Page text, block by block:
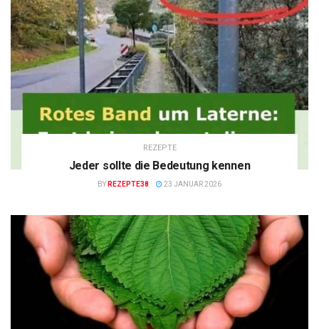
REZEPTE
Jeder sollte die Bedeutung kennen
BY REZEPTE38 23 JANUAR 2026